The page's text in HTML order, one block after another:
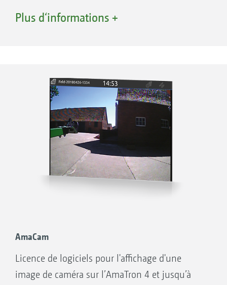
cartes de modulation au format shape et au
chantiers
Commencer directement le travail et décider
ultérieurement s’il faut enregistrer les
données
Importer et Exporter les chantiers au format
ISO-XML
Résumé de chantier via PDF-Export
format ISO-XML
Régulation automatique du débit spécifique
à la surface parcellaire
Plus d‘informations +
AmaCam
Licence de logiciels pour l'affichage d'une
image de caméra sur l’AmaTron 4 et jusqu’à